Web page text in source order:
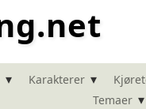
▾ Karakterer ▾
Temaer ▾